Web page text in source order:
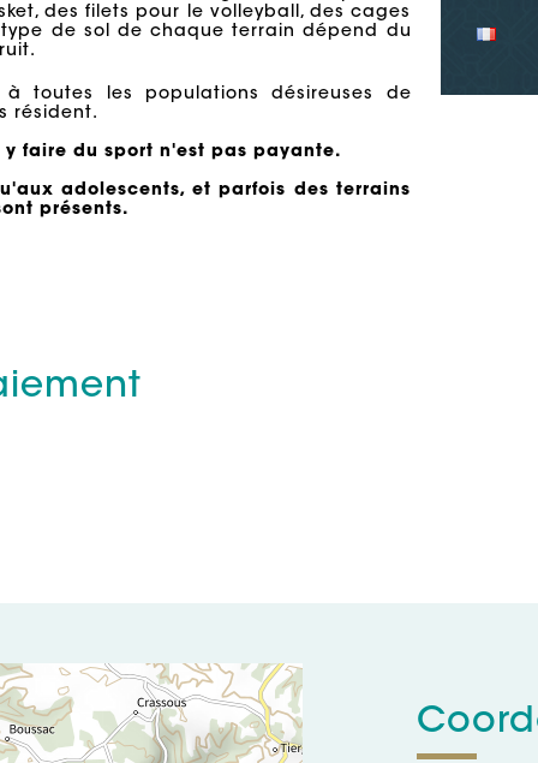
des filets pour le volleyball, des cages
de sol de chaque terrain dépend du
toutes les populations désireuses de
résident.
faire du sport n'est pas payante.
adolescents, et parfois des terrains
présents.